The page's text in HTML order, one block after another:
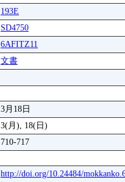
193E
SD4750
6AFITZ11
文書
3月18日
3(月), 18(日)
710-717
http://doi.org/10.24484/